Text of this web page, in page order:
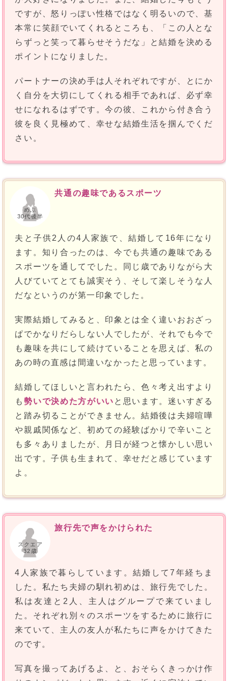
ですが、怒りっぽい性格ではなく明るいので、基
本常に笑顔でいてくれるところも、「この人とな
らずっと笑って暮らせそうだな」と結婚を決める
ポイントになりました。
パートナーの決め手は人それぞれですが、とにか
く自分を大切にしてくれる相手であれば、必ず幸
せになれるはずです。今の彼、これから付き合う
彼を良く見極めて、幸せな結婚生活を掴んでくだ
さい。
めぶ
30代後半
共通の趣味であるスポーツ
夫と子供2人の4人家族で、結婚して16年になり
ます。知り合ったのは、今でも共通の趣味である
スポーツを通してでした。同じ歳でありながら大
人びていてとても誠実そう、そして楽しそうな人
だなというのが第一印象でした。
実際結婚してみると、印象とは全く違いおおざっ
ぱでかなりだらしない人でしたが、それでも今で
も趣味を共にして続けていることを思えば、私の
あの時の直感は間違いなかったと思っています。
結婚してほしいと言われたら、色々考え出すより
も勢いで決めた方がいい と思います。迷いすぎる
と踏み切ることができません。結婚後は夫婦喧嘩
や親戚関係など、初めての経験ばかりで辛いこと
も多々ありましたが、月日が経つと懐かしい思い
出です。子供も生まれて、幸せだと感じています
よ。
スクエア
32歳
旅行先で声をかけられた
4人家族で暮らしています。結婚して7年経ちま
した。私たち夫婦の馴れ初めは、旅行先でした。
私は友達と2人、主人はグループで来ていまし
た。それぞれ別々のスポーツをするために旅行に
来ていて、主人の友人が私たちに声をかけてきた
のです。
写真を撮ってあげるよ、と、おそらくきっかけ作